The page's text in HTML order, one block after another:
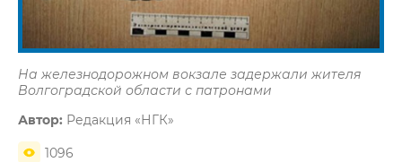
На железнодорожном вокзале задержали жителя
Волгоградской области с патронами
Автор: Редакция «НГК»
1096